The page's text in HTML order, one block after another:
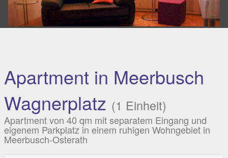
Apartment in Meerbusch
Wagnerplatz (1 Einheit)
Apartment von 40 qm mit separatem Eingang und
eigenem Parkplatz in einem ruhigen Wohngebiet in
Meerbusch-Osterath